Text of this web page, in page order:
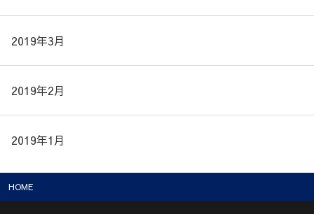
2019年3月
2019年2月
2019年1月
HOME